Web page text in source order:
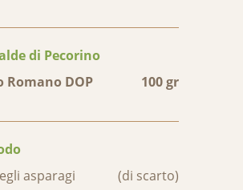
di Pecorino
Romano DOP
100 gr
asparagi
(di scarto)